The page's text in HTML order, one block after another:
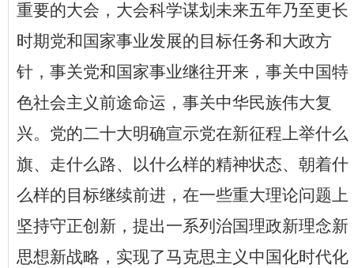
重要的大会，大会科学谋划未来五年乃至更长
时期党和国家事业发展的目标任务和大政方
针，事关党和国家事业继往开来，事关中国特
色社会主义前途命运，事关中华民族伟大复
兴。党的二十大明确宣示党在新征程上举什么
旗、走什么路、以什么样的精神状态、朝着什
么样的目标继续前进，在一些重大理论问题上
坚持守正创新，提出一系列治国理政新理念新
思想新战略，实现了马克思主义中国化时代化